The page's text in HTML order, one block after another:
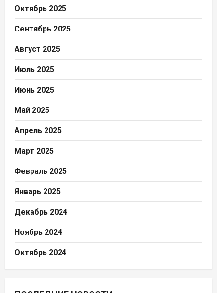
Октябрь 2025
Сентябрь 2025
Август 2025
Июль 2025
Июнь 2025
Май 2025
Апрель 2025
Март 2025
Февраль 2025
Январь 2025
Декабрь 2024
Ноябрь 2024
Октябрь 2024